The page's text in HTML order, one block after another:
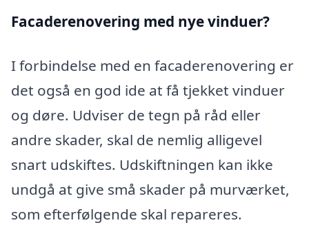
Facaderenovering med nye vinduer?
I forbindelse med en facaderenovering er
det også en god ide at få tjekket vinduer
og døre. Udviser de tegn på råd eller
andre skader, skal de nemlig alligevel
snart udskiftes. Udskiftningen kan ikke
undgå at give små skader på murværket,
som efterfølgende skal repareres.